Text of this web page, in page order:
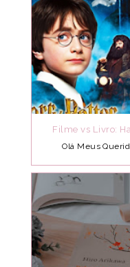
Filme vs Livro:
Olá Meus